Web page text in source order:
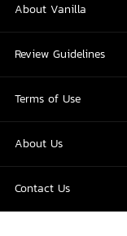
About Vanilla
Review Guidelines
Terms of Use
About Us
Contact Us